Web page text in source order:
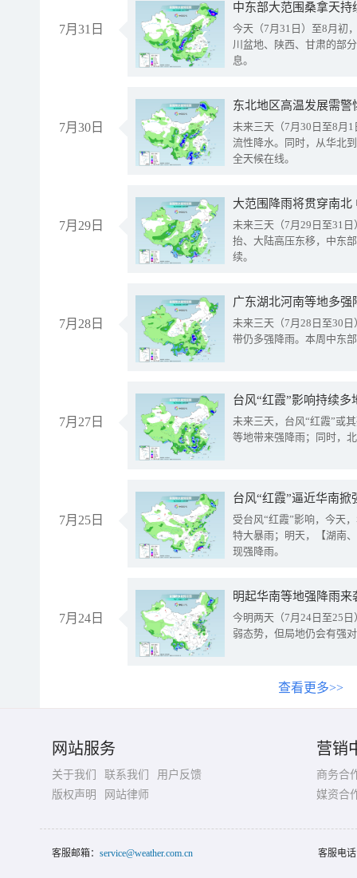
7月31日
中东部大范围桑拿天
今天（7月31日）至8月初
川盆地、陕西、甘肃的部
息。
7月30日
东北地区高温发展需
未来三天（7月30日至8月
流性降水。同时，从华北
全天候在线。
7月29日
大范围降雨将贯穿南
未来三天（7月29日至31
抬、大陆高压东移，中东
续。
7月28日
广东湖北河南等地多
未来三天（7月28日至30
带仍多强降雨。本周中东
7月27日
台风“红霞”影响持续
未来三天，台风“红霞”或
等地带来强降雨；同时，
7月25日
台风“红霞”逼近华南
受台风“红霞”影响，今天
特大暴雨；明天，【湖南
现强降雨。
7月24日
明起华南等地强降雨
今明两天（7月24日至25
弱态势，但局地仍会有强
查看更多>>
网站服务
关于我们 联系我们
用户反馈
版权声明
网站律师
营销
商务合
媒资合
客服邮箱： service@weather.com.cn 客服电